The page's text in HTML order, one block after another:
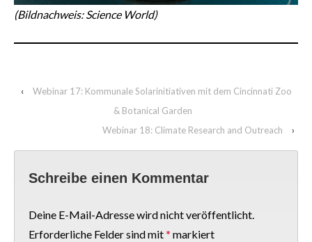
(Bildnachweis: Science World)
‹
Webinar 17: Kommunale Solarinitiativen mit dem Cincinnati Zoo
& Botanical Garden
Webinar 18: Climate Research and Outreach
›
Schreibe einen Kommentar
Deine E-Mail-Adresse wird nicht veröffentlicht.
Erforderliche Felder sind mit* markiert